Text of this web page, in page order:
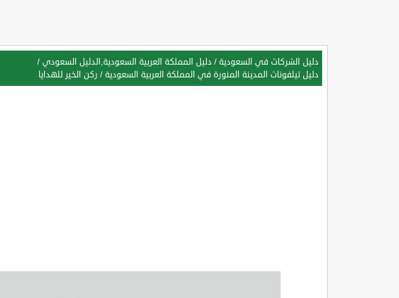
دليل الشركات في السعودية / دليل المملكة العربية السعودية,الدليل السعودي /
دليل تيلفونات المدينة المنورة في المملكة العربية السعودية / ركن الخير للهدايا